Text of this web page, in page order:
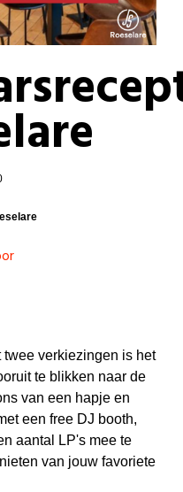
twee verkiezingen is het
te blikken naar de
van een hapje en
een free DJ booth,
aantal LP's mee te
van jouw favoriete